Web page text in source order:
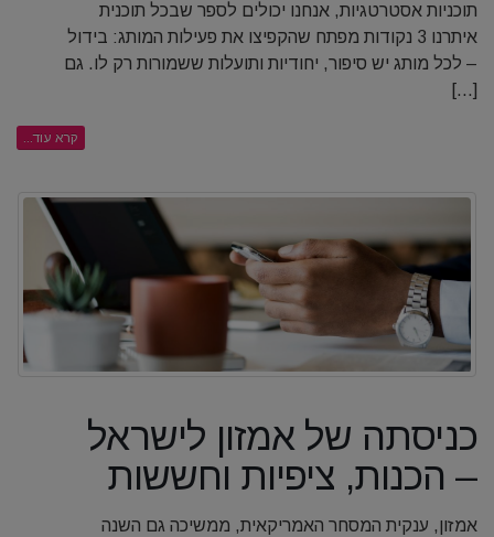
תוכניות אסטרטגיות, אנחנו יכולים לספר שבכל תוכנית
איתרנו 3 נקודות מפתח שהקפיצו את פעילות המותג: בידול
– לכל מותג יש סיפור, יחודיות ותועלות ששמורות רק לו. גם
[...]
קרא עוד...
כניסתה של אמזון לישראל
– הכנות, ציפיות וחששות
אמזון, ענקית המסחר האמריקאית, ממשיכה גם השנה